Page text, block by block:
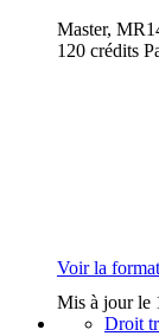
Master,
120 crédits
Voir la
Mis à jour le
Droit